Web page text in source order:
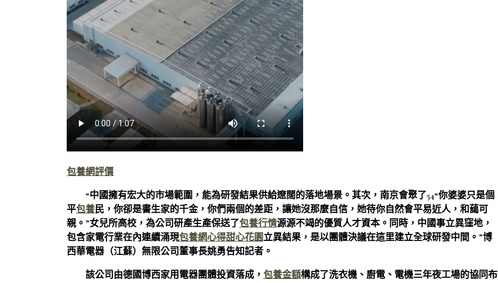
包養網評價
“中國擁有宏大的市場範圍，能為研發結果供給遼闊的落地場景。其次，南京會聚了54“你婆婆只是個
平包養民，你卻是書生家的千金，你們兩個的差距，讓她沒那麼自信，她待你自然會平易近人，和藹可
親。”女兒所高校，為公司研產生產保送了包養行情源源不竭的優質人才資本。同時，中國事立異窪地，
包含家電行業在內連續涌現包養網心得甜心花園立異結果，是以團體決議在這里建立全球研發中間。”博
西華電器（江蘇）無限公司董事長姚勇告知記者。
該公司由德國博西家用電器團體投資落成， 包養金額構成了洗衣機、廚電、電機三年夜工場的協同布